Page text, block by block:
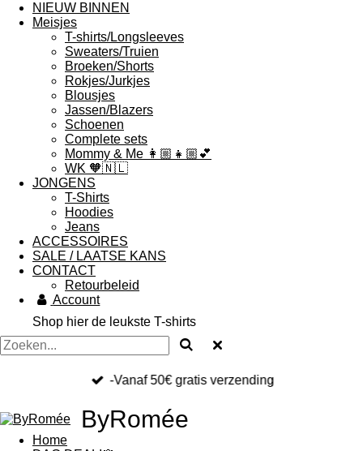
NIEUW BINNEN
Meisjes
T-shirts/Longsleeves
Sweaters/Truien
Broeken/Shorts
Rokjes/Jurkjes
Blousjes
Jassen/Blazers
Schoenen
Complete sets
Mommy & Me 👩🏼👧🏼💕
WK 🧡🇳🇱
JONGENS
T-Shirts
Hoodies
Jeans
ACCESSOIRES
SALE / LAATSE KANS
CONTACT
Retourbeleid
Account
Shop hier de leukste T-shirts
-Vanaf 50€ gratis verzending
ByRomée
Home